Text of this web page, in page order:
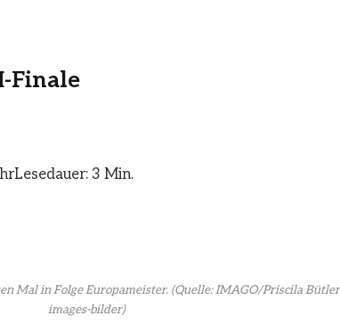
Finale
Lesedauer: 3 Min.
Mal in Folge Europameister. (Quelle: IMAGO/Priscila
images-bilder)